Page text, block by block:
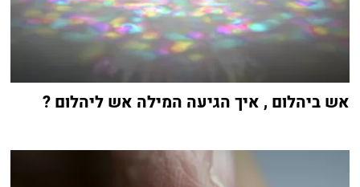
אש ביהלום , איך הגיעה המילה אש ליהלום ?